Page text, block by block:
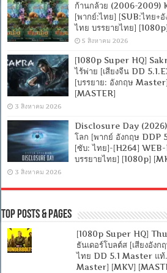
ก้านกล้วย (2006-2009)
[พากย์:ไทย] [SUB:ไทย+
ไทย บรรยายไทย]
5 สิงหาคม 2026
[1080p Super HQ]
ไร้พ่าย [เสียงจีน DD
[บรรยาย: อังกฤษ
[MASTER]
3 สิงหาคม 2026
Disclosure Day (2026)
โลก [พากย์ อังกฤษ DDP
[ซับ: ไทย]-[H264]
บรรยายไทย] [1080p]
3 สิงหาคม 2026
Top Posts & Pages
[1080p Super HQ]
ธันเดอร์โบลต์ส [เสียงอัง
ไทย DD 5.1 Master แท้
Master] [MKV]